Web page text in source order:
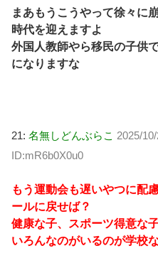
まあもうこうやって徐々に
時代を迎えますよ
外国人教師やら移民の子供
になりますな
21: 名無しどんぶらこ 2025/
ID:mR6b0X0u0
もう運動会も遅いやつに配
ールに戻せば？
健康な子、スポーツ得意な
いろんなのがいるのが学校